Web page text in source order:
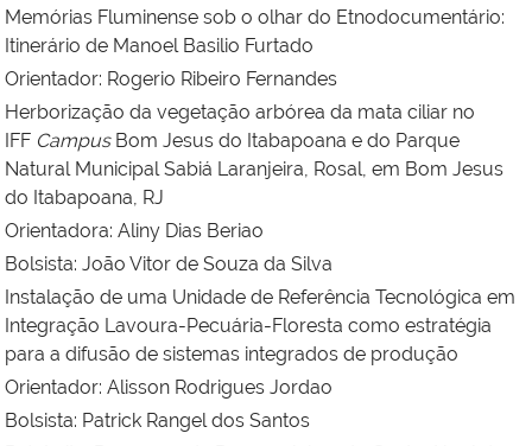
Memórias Fluminense sob o olhar do Etnodocumentário:
Itinerário de Manoel Basilio Furtado
Orientador: Rogerio Ribeiro Fernandes
Herborização da vegetação arbórea da mata ciliar no
IFF CampusBom Jesus do Itabapoana e do Parque
Natural Municipal Sabiá Laranjeira, Rosal, em Bom Jesus
do Itabapoana, RJ
Orientadora: Aliny Dias Beriao
Bolsista: João Vitor de Souza da Silva
Instalação de uma Unidade de Referência Tecnológica em
Integração Lavoura-Pecuária-Floresta como estratégia
para a difusão de sistemas integrados de produção
Orientador: Alisson Rodrigues Jordao
Bolsista: Patrick Rangel dos Santos